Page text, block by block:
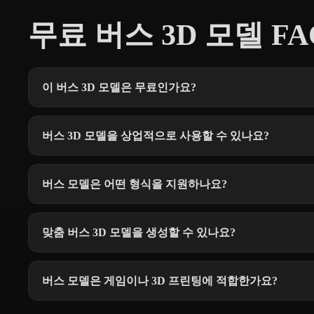
무료 버스 3D 모델
이 버스 3D 모델은 무료인가요?
버스 3D 모델을 상업적으로 사용할 수 있나요?
버스 모델은 어떤 형식을 지원하나요?
맞춤 버스 3D 모델을 생성할 수 있나요?
버스 모델은 게임이나 3D 프린팅에 적합한가요?